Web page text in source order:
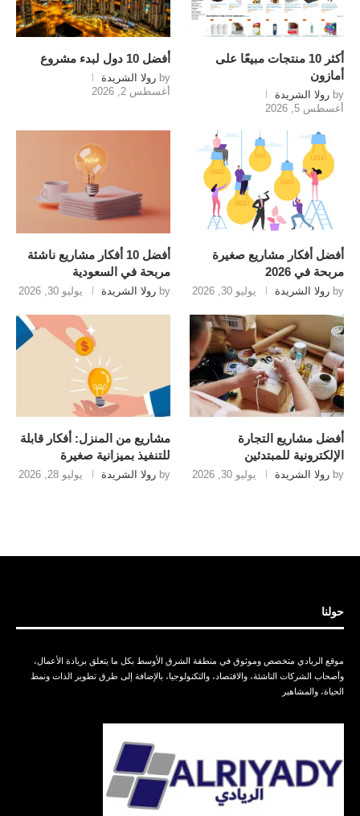
أكثر 10 منتجات مبيعًا على
أمازون
by رولا الشريدة
أغسطس 5, 2026
أفضل 10 دول لبدء مشروع
by رولا الشريدة
أغسطس 2, 2026
أفضل أفكار مشاريع صغيرة
مربحة في 2026
by رولا الشريدة يوليو 30, 2026
أفضل 10 أفكار مشاريع ناشئة
مربحة في السعودية
by رولا الشريدة يوليو 30, 2026
أفضل مشاريع التجارة
الإلكترونية للمبتدئين
by رولا الشريدة يوليو 30, 2026
مشاريع من المنزل: أفكار قابلة
للتنفيذ بميزانية صغيرة
by رولا الشريدة يوليو 28, 2026
حولنا
موقع الريادي متخصص وموثوق في منطقة الشرق الأوسط بكل ما يتعلق بريادة الأعمال،
وأصحاب الشركات الناشئة، والاقتصاد، والتكنولوجيا، بالإضافة إلى طرق تطوير الذات ونمط
الحياة، والمشاهير